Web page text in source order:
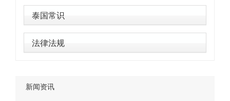
泰国常识
法律法规
新闻资讯